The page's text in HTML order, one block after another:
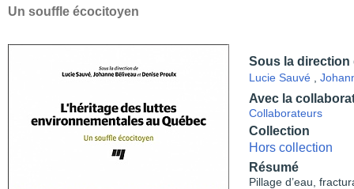
Un souffle écocitoyen
Sous la direction
Lucie Sauvé
Avec la
Collaborateurs
Collection
Hors collection
Résumé
Pillage d’eau,